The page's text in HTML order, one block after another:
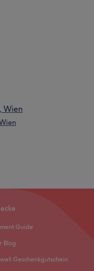
Wien
Guide
Blog
Geschenkgutschein